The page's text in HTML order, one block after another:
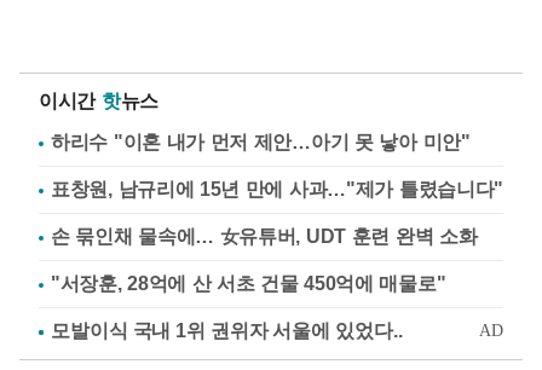
이시간 핫뉴스
하리수 "이혼 내가 먼저 제안…아기 못 낳아 미안"
표창원, 남규리에 15년 만에 사과…"제가 틀렸습니다"
손 묶인채 물속에… 女유튜버, UDT 훈련 완벽 소화
"서장훈, 28억에 산 서초 건물 450억에 매물로"